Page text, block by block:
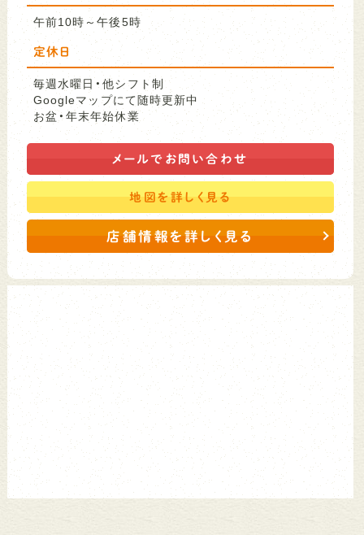
午前10時～午後5時
定休日
毎週水曜日・他シフト制
Googleマップにて随時更新中
お盆・年末年始休業
メールで お問い合わせ
地図を詳しく見る
店舗情報を詳しく見る